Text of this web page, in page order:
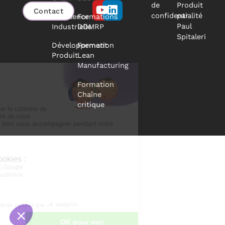
Contact
Excellence
Industrielle
Développement
Produit
Formations
DDMRP
Formation
Lean
Manufacturing
Formation
Chaîne
critique
Youtube
Linkedin
de
confidentialité
Produit
par
Paul
Spitaleri